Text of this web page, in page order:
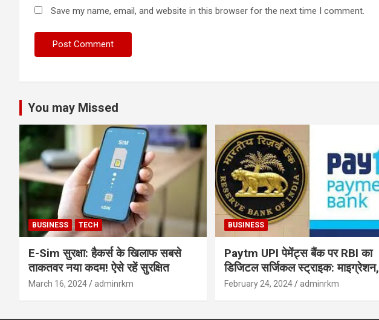
Save my name, email, and website in this browser for the next time I comment.
You may Missed
BUSINESS TECH
E-Sim सुरक्षा: हैकर्स के खिलाफ सबसे
ताकतवर नया कदम! ऐसे रहें सुरक्षित
March 16, 2024 adminrkm
BUSINESS
Paytm UPI पेमेंट्स बैंक पर RBI का
डिजिटल सर्जिकल स्ट्राइक: माइग्रेशन,
सुरक्षा और उपयोगकर्ताओं के लिए सलाह!
February 24, 2024 adminrkm